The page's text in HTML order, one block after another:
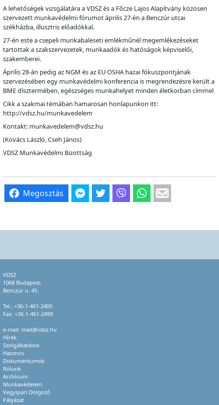
A lehetőségek vizsgálatára a VDSZ és a Főcze Lajos Alapítvány közösen
szervezett munkavédelmi fórumot április 27-én a Benczúr utcai
székházba, illusztris előadókkal.
27-én este a csepeli munkabaleseti emlékműnél megemlékezéseket
tartottak a szakszervezetek, munkaadók és hatóságok képviselői,
szakemberei.
Április 28-án pedig az NGM és az EU OSHA hazai fókuszpontjának
szervezésében egy munkavédelmi konferencia is megrendezésre került a
BME dísztermében, egészséges munkahelyet minden életkorban címmel
Cikk a szakmai témában hamarosan honlapunkon itt:
http://vdsz.hu/munkavedelem
Kontakt: munkavedelem@vdsz.hu
(Kovács László, Cseh János)
VDSZ Munkavédelmi Bizottság
Megosztás
VDSZ
1068 Budapest,
Benczúr u. 45.
Tel.: +36-1-461-2400
Fax: +36-1-461-2499
e-mail: mail@vdsz.hu
Hírek
Szolgáltatások
Hasznos
Dokumentumok
Rólunk
Archívum
Munkavédelem
Vegyipari Dolgozó
Pályázat